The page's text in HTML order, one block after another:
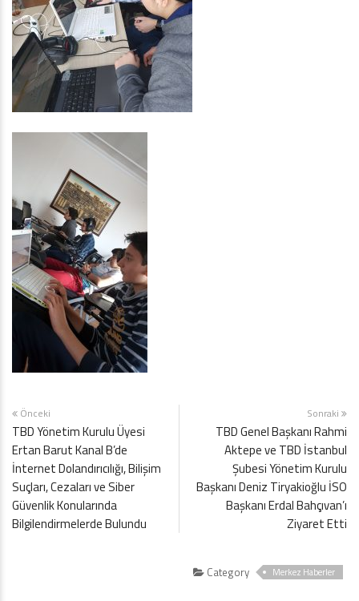
Önceki
TBD Yönetim Kurulu Üyesi
Ertan Barut Kanal B’de
İnternet Dolandırıcılığı, Bilişim
Suçları, Cezaları ve Siber
Güvenlik Konularında
Bilgilendirmelerde Bulundu
Sonraki
TBD Genel Başkanı Rahmi
Aktepe ve TBD İstanbul
Şubesi Yönetim Kurulu
Başkanı Deniz Tiryakioğlu İSO
Başkanı Erdal Bahçıvan’ı
Ziyaret Etti
Category Merkez Haberler